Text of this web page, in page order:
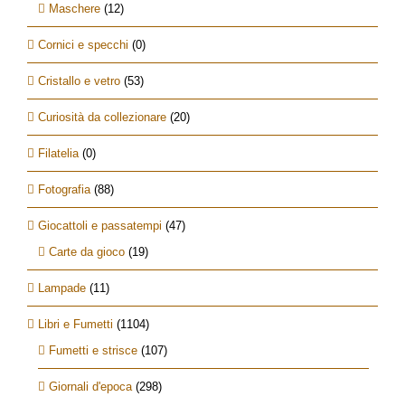
Maschere (12)
Cornici e specchi (0)
Cristallo e vetro (53)
Curiosità da collezionare (20)
Filatelia (0)
Fotografia (88)
Giocattoli e passatempi (47)
Carte da gioco (19)
Lampade (11)
Libri e Fumetti (1104)
Fumetti e strisce (107)
Giornali d'epoca (298)